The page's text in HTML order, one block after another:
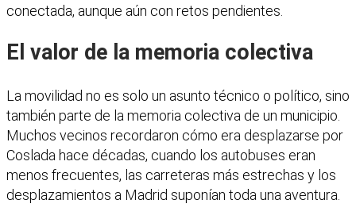
conectada, aunque aún con retos pendientes.
El valor de la memoria colectiva
La movilidad no es solo un asunto técnico o político, sino
también parte de la memoria colectiva de un municipio.
Muchos vecinos recordaron cómo era desplazarse por
Coslada hace décadas, cuando los autobuses eran
menos frecuentes, las carreteras más estrechas y los
desplazamientos a Madrid suponían toda una aventura.